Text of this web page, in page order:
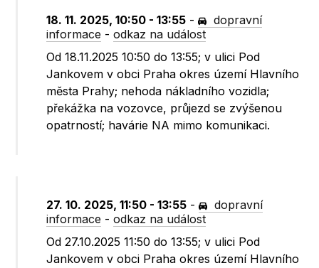
18. 11. 2025, 10:50 - 13:55 -
dopravní
informace -odkaz na událost
Od 18.11.2025 10:50 do 13:55; v ulici Pod
Jankovem v obci Praha okres území Hlavního
města Prahy; nehoda nákladního vozidla;
překážka na vozovce, průjezd se zvýšenou
opatrností; havárie NA mimo komunikaci.
27. 10. 2025, 11:50 - 13:55 -
dopravní
informace -odkaz na událost
Od 27.10.2025 11:50 do 13:55; v ulici Pod
Jankovem v obci Praha okres území Hlavního